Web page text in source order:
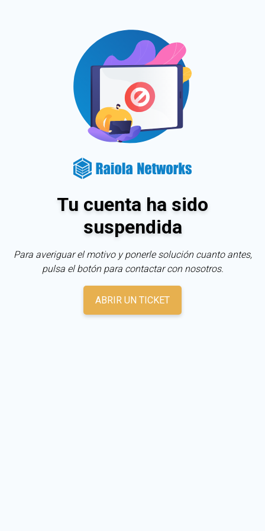
Tu cuenta ha sido
suspendida
Para averiguar el motivo y ponerle solución cuanto antes,
pulsa el botón para contactar con nosotros.
ABRIR UN TICKET